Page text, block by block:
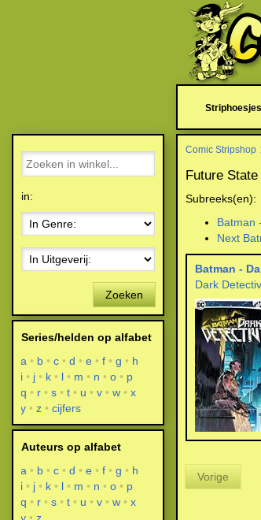
Striphoesjes
Comic Stripshop
Future
Subreeks(en):
Batman
Next
Batman -
Dark
Vorige
in:
Zoeken
Series/helden op alfabet
a
b c d e f g
h
i
j k l m n o
p
q
r s t u v w
x
y
z cijfers
Auteurs op alfabet
a
b c d e f g
h
i
j k l m n o
p
q
r s t u v w
x